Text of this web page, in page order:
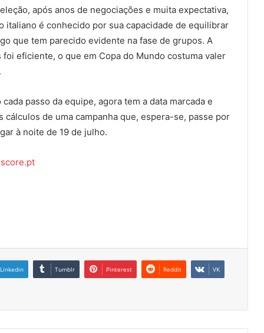
após anos de negociações e muita expectativa,
italiano é conhecido por sua capacidade de equilibrar
que tem parecido evidente na fase de grupos. A
eficiente, o que em Copa do Mundo costuma valer
passo da equipe, agora tem a data marcada e
de uma campanha que, espera-se, passe por
à noite de 19 de julho.
Linkedin Tumblr Pinterest Reddit VK